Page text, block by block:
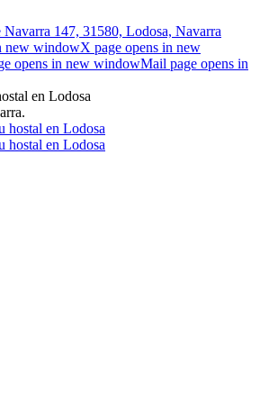
Navarra 147, 31580, Lodosa, Navarra
new windowX page opens in new
opens in new windowMail page opens in
en Lodosa